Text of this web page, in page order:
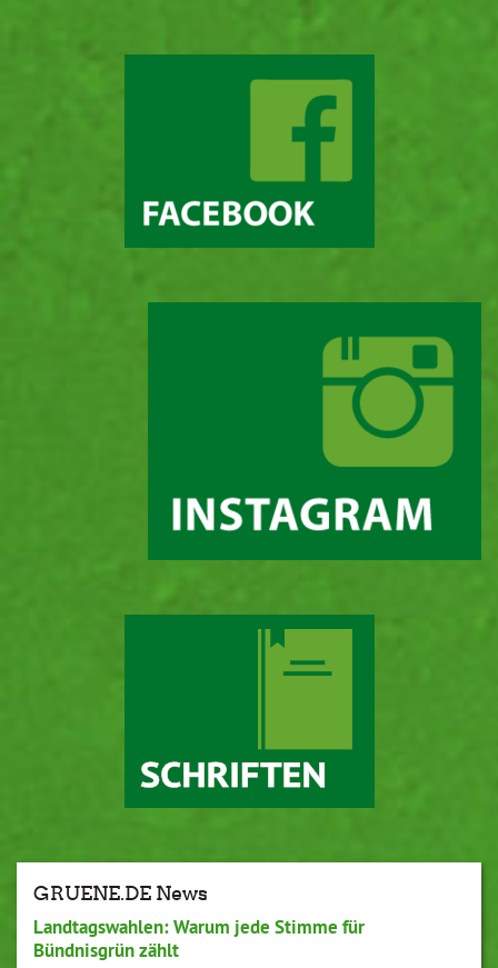
GRUENE.DE News
Landtagswahlen: Warum jede Stimme für
Bündnisgrün zählt